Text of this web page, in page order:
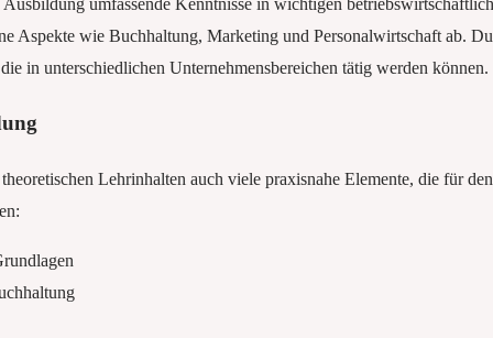
umfassende Kenntnisse in wichtigen
Aspekte wie Buchhaltung, Marketing und Personalwirtschaft ab.
in unterschiedlichen Unternehmensbereichen tätig werden können.
Lehrinhalten auch viele praxisnahe Elemente, die für